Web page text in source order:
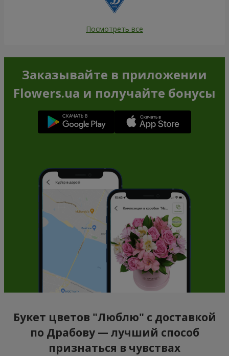
Посмотреть все
Заказывайте в приложении
Flowers.ua и получайте бонусы
Букет цветов "Люблю" с доставкой
по Драбову — лучший способ
признаться в чувствах